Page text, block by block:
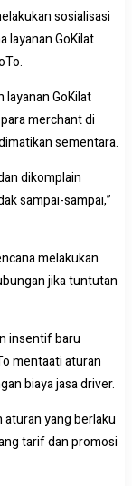
sosialisasi
layanan GoKilat
GoKilat
merchant di
sementara.
dikomplain
sampai-sampai,”
melakukan
jika tuntutan
insentif baru
mentaati aturan
biaya jasa driver.
yang berlaku
tarif dan promosi